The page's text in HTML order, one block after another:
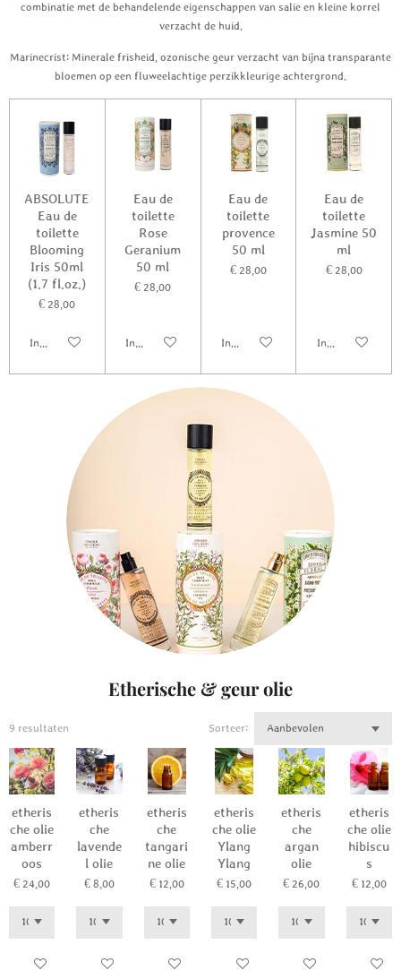
combinatie met de behandelende eigenschappen van salie en kleine korrel
verzacht de huid.
Marinecrist: Minerale frisheid, ozonische geur verzacht van bijna transparante
bloemen op een fluweelachtige perzikkleurige achtergrond.
ABSOLUTE
Eau de
toilette
Blooming
Iris 50ml
(1.7 fl.oz.)
€ 28,00
In winkelwagen
Eau de
toilette
Rose
Geranium
50 ml
€ 28,00
In winkelwagen
Eau de
toilette
provence
50 ml
€ 28,00
In winkelwagen
Eau de
toilette
Jasmine 50
ml
€ 28,00
In winkelwagen
Etherische & geur olie
9 resultaten Sorteer:
etheris
che olie
amberr
oos
€ 24,00
In winkelwagen
etheris
che
lavende
l olie
€ 8,00
In winkelwagen
etheris
che
tangari
ne olie
€ 12,00
In winkelwagen
etheris
che olie
Ylang
Ylang
€ 15,00
In winkelwagen
etheris
che
argan
olie
€ 26,00
In winkelwagen
etheris
che olie
hibiscu
s
€ 12,00
In